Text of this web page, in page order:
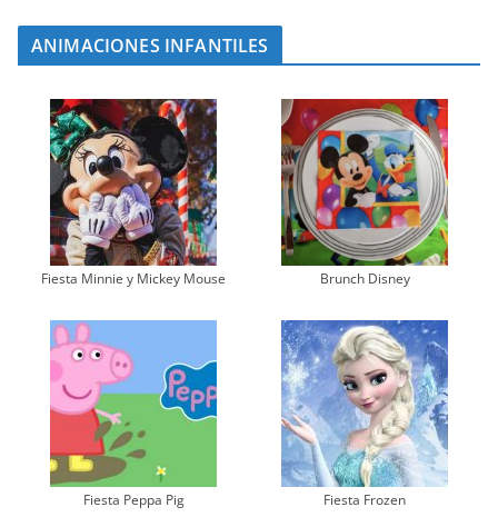
ANIMACIONES INFANTILES
Fiesta Minnie y Mickey Mouse Brunch Disney
Fiesta Peppa Pig Fiesta Frozen